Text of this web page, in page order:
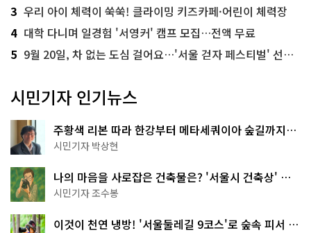
3 우리 아이 체력이 쑥쑥! 클라이밍 키즈카페·어린이 체력장
4 대학 다니며 일경험 '서영커' 캠프 모집…전액 무료
5 9월 20일, 차 없는 도심 걸어요…'서울 걷자 페스티벌' 선착순 5천명
시민기자 인기뉴스
주황색 리본 따라 한강부터 메타세쿼이아 숲길까지…
서울둘레길 15코스
시민기자 박상현
나의 마음을 사로잡은 건축물은? '서울시 건축상' 수
상작 공개!
시민기자 조수봉
이것이 천연 냉방! '서울둘레길 9코스'로 숲속 피서 떠